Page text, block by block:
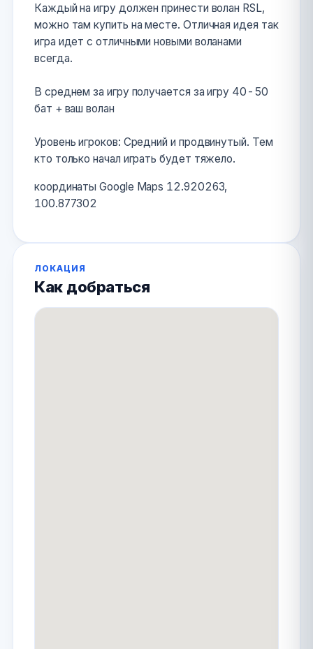
Каждый на игру должен принести волан RSL,
можно там купить на месте. Отличная идея так
игра идет с отличными новыми воланами
всегда.
В среднем за игру получается за игру 40-50
бат + ваш волан
Уровень игроков: Средний и продвинутый. Тем
кто только начал играть будет тяжело.
координаты Google Maps 12.920263,
100.877302
ЛОКАЦИЯ
Как добраться